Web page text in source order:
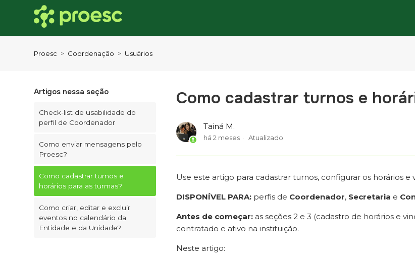
Proesc Coordenação Usuários
Artigos nessa seção
Check-list de usabilidade do
perfil de Coordenador
Como enviar mensagens pelo
Proesc?
Como cadastrar turnos e
horários para as turmas?
Como criar, editar e excluir
eventos no calendário da
Entidade e da Unidade?
Como cadastrar turnos e
Tainá M.
há 2 meses Atualizado
Use este artigo para cadastrar turnos, configurar os horários e
DISPONÍVEL PARA: perfis de Coordenador, Secretaria e
Antes de começar: as seções 2 e 3 (cadastro de horários e
contratado e ativo na instituição.
Neste artigo: